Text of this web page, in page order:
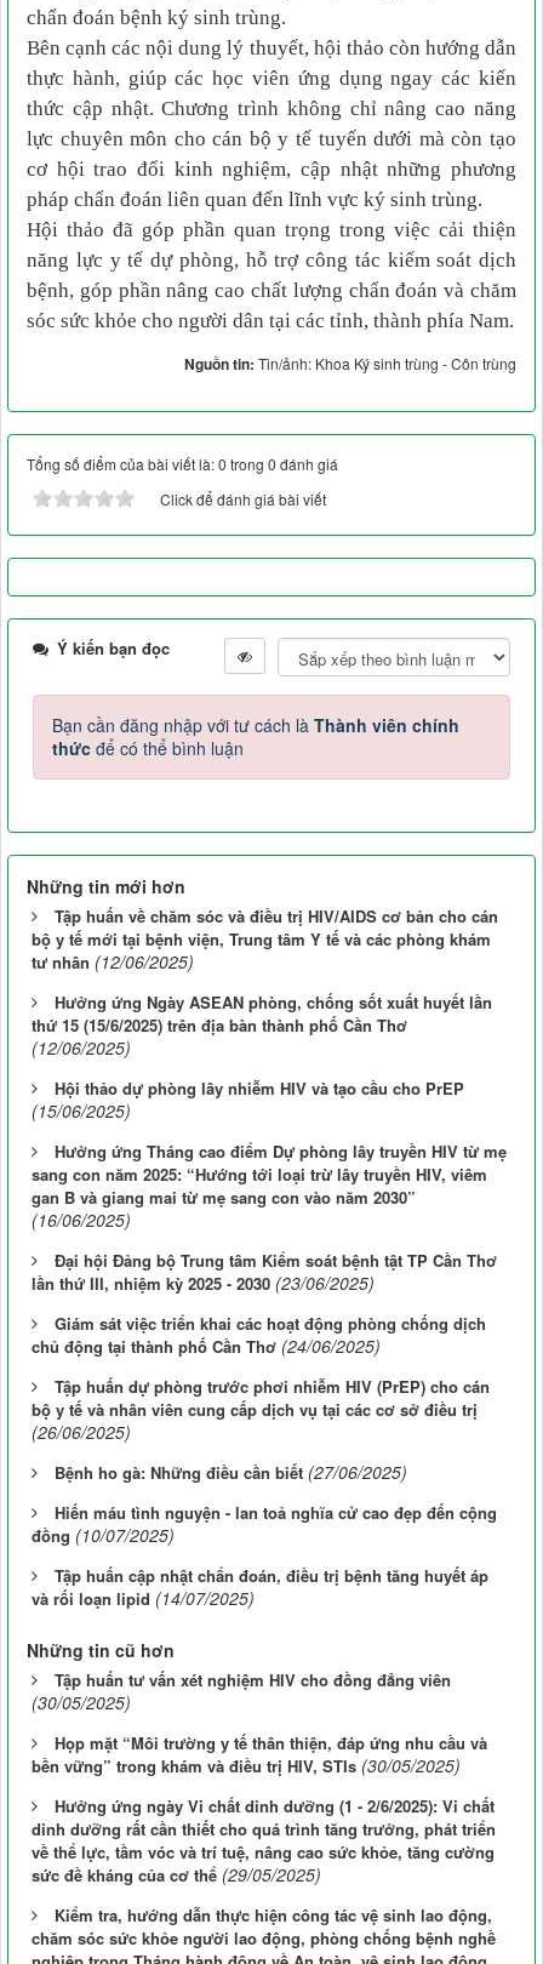
chẩn đoán bệnh ký sinh trùng.
Bên cạnh các nội dung lý thuyết, hội thảo còn hướng dẫn
thực hành, giúp các học viên ứng dụng ngay các kiến
thức cập nhật. Chương trình không chỉ nâng cao năng
lực chuyên môn cho cán bộ y tế tuyến dưới mà còn tạo
cơ hội trao đổi kinh nghiệm, cập nhật những phương
pháp chẩn đoán liên quan đến lĩnh vực ký sinh trùng.
Hội thảo đã góp phần quan trọng trong việc cải thiện
năng lực y tế dự phòng, hỗ trợ công tác kiểm soát dịch
bệnh, góp phần nâng cao chất lượng chẩn đoán và chăm
sóc sức khỏe cho người dân tại các tỉnh, thành phía Nam.
Nguồn tin: Tin/ảnh: Khoa Ký sinh trùng - Côn trùng
Tổng số điểm của bài viết là: 0 trong 0 đánh giá
Click để đánh giá bài viết
Ý kiến bạn đọc
Bạn cần đăng nhập với tư cách là Thành viên chính
thức để có thể bình luận
Những tin mới hơn
Tập huấn về chăm sóc và điều trị HIV/AIDS cơ bản cho cán
bộ y tế mới tại bệnh viện, Trung tâm Y tế và các phòng khám
tư nhân (12/06/2025)
Hưởng ứng Ngày ASEAN phòng, chống sốt xuất huyết lần
thứ 15 (15/6/2025) trên địa bàn thành phố Cần Thơ
(12/06/2025)
Hội thảo dự phòng lây nhiễm HIV và tạo cầu cho PrEP
(15/06/2025)
Hưởng ứng Tháng cao điểm Dự phòng lây truyền HIV từ mẹ
sang con năm 2025: “Hướng tới loại trừ lây truyền HIV, viêm
gan B và giang mai từ mẹ sang con vào năm 2030”
(16/06/2025)
Đại hội Đảng bộ Trung tâm Kiểm soát bệnh tật TP Cần Thơ
lần thứ III, nhiệm kỳ 2025 - 2030 (23/06/2025)
Giám sát việc triển khai các hoạt động phòng chống dịch
chủ động tại thành phố Cần Thơ (24/06/2025)
Tập huấn dự phòng trước phơi nhiễm HIV (PrEP) cho cán
bộ y tế và nhân viên cung cấp dịch vụ tại các cơ sở điều trị
(26/06/2025)
Bệnh ho gà: Những điều cần biết (27/06/2025)
Hiến máu tình nguyện - lan toả nghĩa cử cao đẹp đến cộng
đồng (10/07/2025)
Tập huấn cập nhật chẩn đoán, điều trị bệnh tăng huyết áp
và rối loạn lipid (14/07/2025)
Những tin cũ hơn
Tập huấn tư vấn xét nghiệm HIV cho đồng đẳng viên
(30/05/2025)
Họp mặt “Môi trường y tế thân thiện, đáp ứng nhu cầu và
bền vững” trong khám và điều trị HIV, STIs (30/05/2025)
Hưởng ứng ngày Vi chất dinh dưỡng (1 - 2/6/2025): Vi chất
dinh dưỡng rất cần thiết cho quá trình tăng trưởng, phát triển
về thể lực, tầm vóc và trí tuệ, nâng cao sức khỏe, tăng cường
sức đề kháng của cơ thể (29/05/2025)
Kiểm tra, hướng dẫn thực hiện công tác vệ sinh lao động,
chăm sóc sức khỏe người lao động, phòng chống bệnh nghề